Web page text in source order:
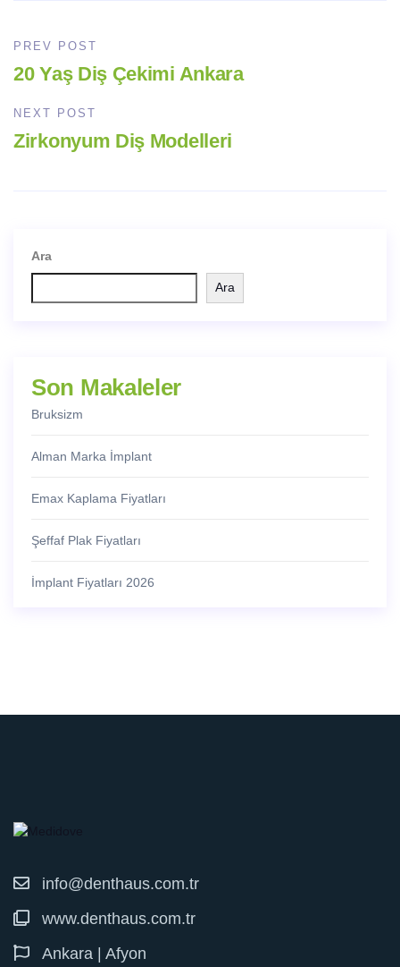
PREV POST
20 Yaş Diş Çekimi Ankara
NEXT POST
Zirkonyum Diş Modelleri
Ara
Ara
Son Makaleler
Bruksizm
Alman Marka İmplant
Emax Kaplama Fiyatları
Şeffaf Plak Fiyatları
İmplant Fiyatları 2026
info@denthaus.com.tr
www.denthaus.com.tr
Ankara | Afyon